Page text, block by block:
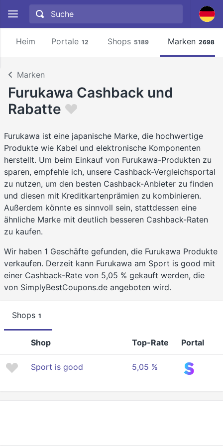
Heim Portale 12 Shops 5189 Marken 2698
Marken
Furukawa Cashback und
Rabatte
Furukawa ist eine japanische Marke, die hochwertige
Produkte wie Kabel und elektronische Komponenten
herstellt. Um beim Einkauf von Furukawa-Produkten zu
sparen, empfehle ich, unsere Cashback-Vergleichsportal
zu nutzen, um den besten Cashback-Anbieter zu finden
und diesen mit Kreditkartenprämien zu kombinieren.
Außerdem könnte es sinnvoll sein, stattdessen eine
ähnliche Marke mit deutlich besseren Cashback-Raten
zu kaufen.
Wir haben 1 Geschäfte gefunden, die Furukawa Produkte
verkaufen. Derzeit kann Furukawa am Sport is good mit
einer Cashback-Rate von 5,05 % gekauft werden, die
von SimplyBestCoupons.de angeboten wird.
Shops 1
Shop Top-Rate Portal
Sport is good 5,05 %